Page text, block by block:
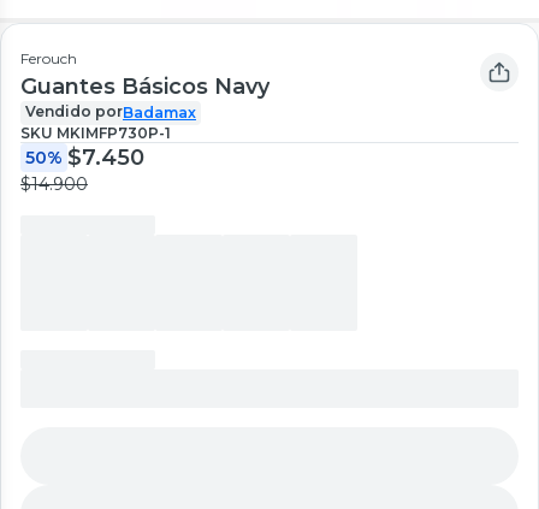
Ferouch
Guantes Básicos Navy
Vendido porBadamax
SKU MKIMFP730P-1
50% $7.450
$14.900